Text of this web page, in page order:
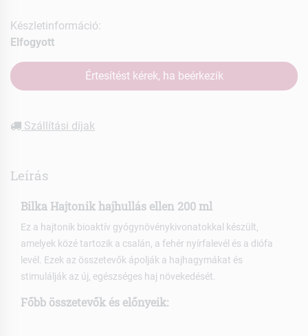
Készletinformáció:
Elfogyott
Értesítést kérek, ha beérkezik
Szállítási díjak
Leírás
Bilka Hajtonik hajhullás ellen 200 ml
Ez a hajtonik bioaktív gyógynövénykivonatokkal készült,
amelyek közé tartozik a csalán, a fehér nyírfalevél és a diófa
levél. Ezek az összetevők ápolják a hajhagymákat és
stimulálják az új, egészséges haj növekedését.
Főbb összetevők és előnyeik: